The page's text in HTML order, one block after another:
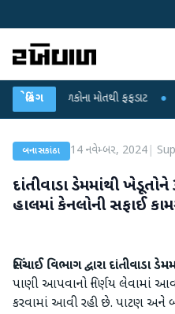
બ્રેકિંગ
6 બાળકોના મોતથી ફફડાટ ●
બનાસકાંઠા 14 નવેમ્બર, 2024|
દાંતીવાડા ડેમમાંથી
હાલમાં કેનલોની સફાઈ
સિંચાઈ વિભાગ દ્વારા દાંતીવાડા
પાણી આપવાનો નિર્ણય લેવામાં
કરવામાં આવી રહી છે. પાટણ અને